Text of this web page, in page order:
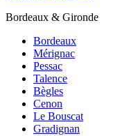
Bordeaux & Gironde
Bordeaux
Mérignac
Pessac
Talence
Bègles
Cenon
Le Bouscat
Gradignan